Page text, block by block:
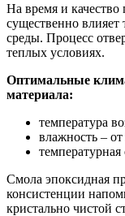
На время и
существенно
среды. Процесс
теплых условиях.
Оптимальные
материала:
температура
влажность –
температурная
Смола эпоксидная
консистенции
кристально чистой